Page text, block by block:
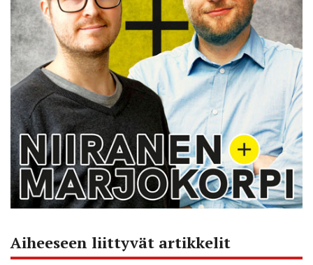
Aiheeseen liittyvät artikkelit